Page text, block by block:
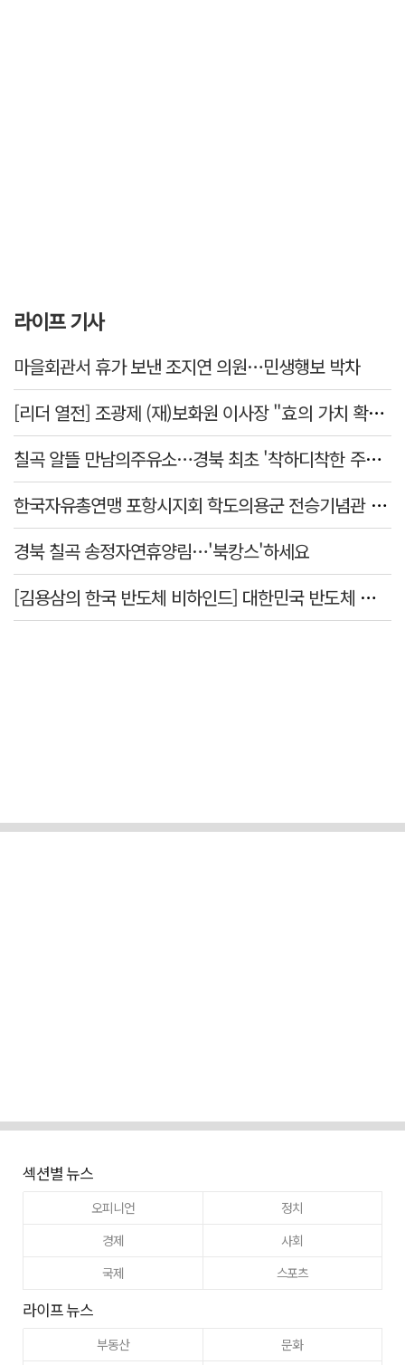
라이프 기사
마을회관서 휴가 보낸 조지연 의원…민생행보 박차
[리더 열전] 조광제 (재)보화원 이사장 "효의 가치 확산 위해 젊은층 참여 이끌어낼 것"
칠곡 알뜰 만남의주유소…경북 최초 '착하디착한 주유소' 선정
한국자유총연맹 포항시지회 학도의용군 전승기념관 방문
경북 칠곡 송정자연휴양림…'북캉스'하세요
[김용삼의 한국 반도체 비하인드] 대한민국 반도체 신화의 출발
섹션별 뉴스
오피니언
정치
경제
사회
국제
스포츠
라이프 뉴스
부동산 문화